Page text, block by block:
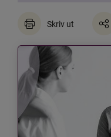
Skriv ut